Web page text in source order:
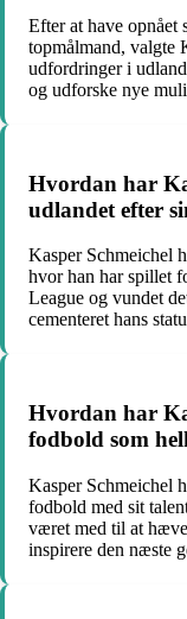
Efter at have opnået
topmålmand, valgte
udfordringer i
og udforske nye
Hvordan har
udlandet efter
Kasper Schmeichel
hvor han har spillet
League og vundet
cementeret hans
Hvordan har
fodbold som
Kasper Schmeichel
fodbold med sit
været med til at
inspirere den næste